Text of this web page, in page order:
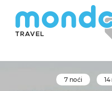
7 noći